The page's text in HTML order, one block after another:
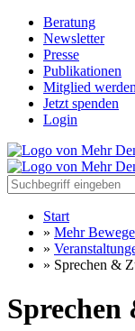
Beratung
Newsletter
Presse
Publikationen
Mitglied werden
Jetzt spenden
Login
Start
» Mehr
»
» Sprechen &